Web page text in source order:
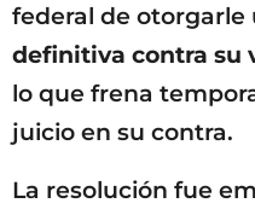
federal de otorgarle
definitiva contra su
lo que frena
juicio en su contra.
La resolución fue